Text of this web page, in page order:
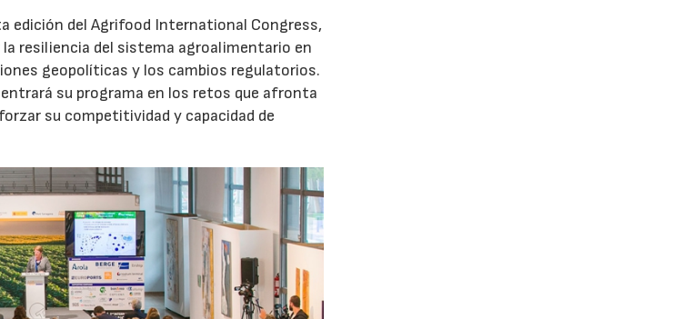
edición del Agrifood International Congress,
resiliencia del sistema agroalimentario en
geopolíticas y los cambios regulatorios.
su programa en los retos que afronta
su competitividad y capacidad de